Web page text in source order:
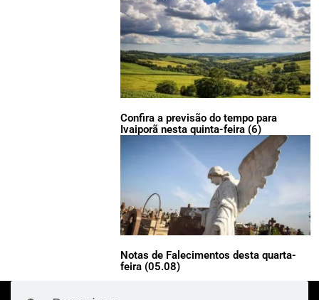
Confira a previsão do tempo para
Ivaiporã nesta quinta-feira (6)
Notas de Falecimentos desta quarta-
feira (05.08)